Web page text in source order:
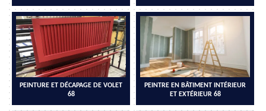
PEINTURE ET DÉCAPAGE DE VOLET
68
PEINTRE EN BÂTIMENT INTÉRIEUR
ET EXTÉRIEUR 68